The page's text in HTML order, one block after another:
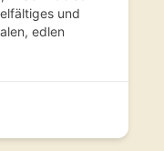
und
edlen